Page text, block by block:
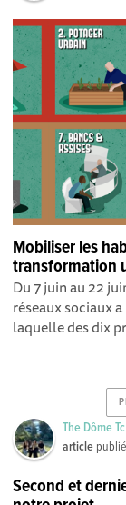
Mobiliser les
transformation
Du 7 juin au 22
réseaux sociaux
laquelle des dix
The Dôme Tc
article
Second et